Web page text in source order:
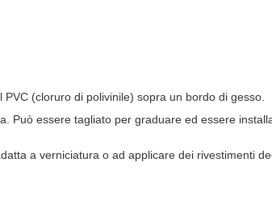
(cloruro di polivinile) sopra un bordo di gesso.
Può essere tagliato per graduare ed essere
a verniciatura o ad applicare dei rivestimenti